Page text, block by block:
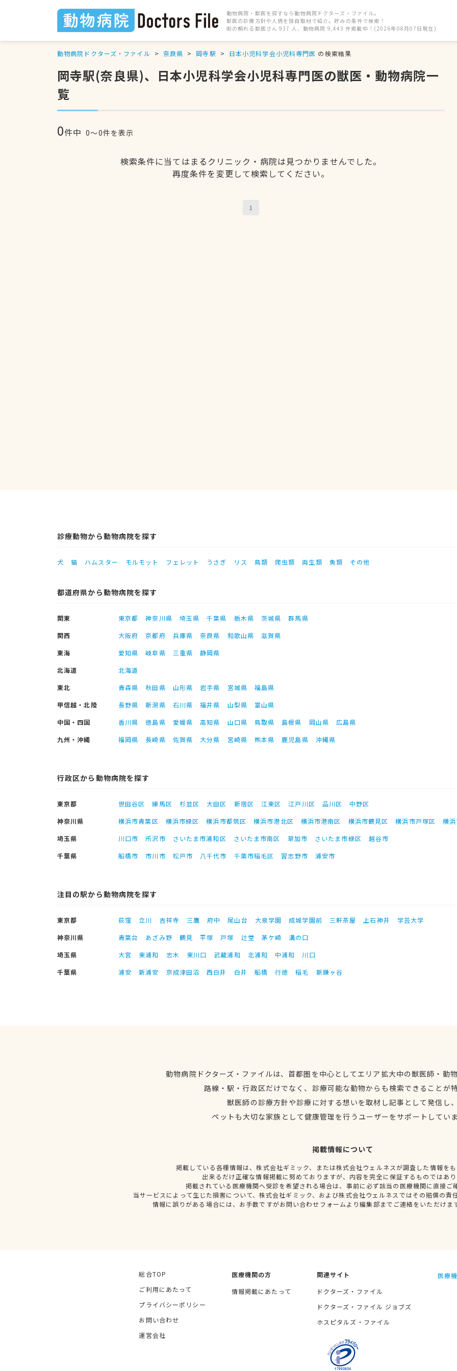
動物病院・獣医を探すなら動物病院ドクターズ・ファイル。
獣医の診療方針や人柄を独自取材で紹介。好みの条件で検索！
街の頼れる獣医さん 937 人、動物病院 9,443 件掲載中！(2026年08月07日現在)
動物病院ドクターズ・ファイル 奈良県 岡寺駅 日本小児科学会小児科専門医 の検索結果
岡寺駅(奈良県)、日本小児科学会小児科専門医の獣医・動物病院一
覧
0件中 0〜0件を表示
検索条件に当てはまるクリニック・病院は見つかりませんでした。
再度条件を変更して検索してください。
1
診療動物から動物病院を探す
犬 猫 ハムスター モルモット フェレット うさぎ リス 鳥類 爬虫類 両生類 魚類 その他
都道府県から動物病院を探す
関東 東京都 神奈川県 埼玉県 千葉県 栃木県 茨城県
群馬県
関西
大阪府 京都府 兵庫県 奈良県 和歌山県
滋賀県
東海
愛知県 岐阜県 三重県
静岡県
北海道
北海道
東北
青森県 秋田県 山形県 岩手県 宮城県
福島県
甲信越・北陸
長野県 新潟県 石川県 福井県 山梨県
富山県
中国・四国
香川県 徳島県 愛媛県 高知県 山口県 鳥取県 島根県 岡山県
広島県
九州・沖縄
福岡県 長崎県 佐賀県 大分県 宮崎県 熊本県 鹿児島県 沖縄県
行政区から動物病院を探す
東京都 世田谷区 練馬区 杉並区 大田区 新宿区 江東区 江戸川区 品川区
中野区
神奈川県
横浜市青葉区 横浜市緑区 横浜市都筑区 横浜市港北区 横浜市港南区 横浜市鶴見区 横浜市戸塚区
横
埼玉県
川口市 所沢市 さいたま市浦和区 さいたま市南区 草加市 さいたま市緑区
越谷市
千葉県
船橋市 市川市 松戸市 八千代市 千葉市稲毛区 習志野市 浦安市
注目の駅から動物病院を探す
東京都 荻窪 立川 吉祥寺 三鷹 府中 尾山台 大泉学園 成城学園前 三軒茶屋 上石神井
学芸大学
神奈川県
青葉台 あざみ野 鶴見 平塚 戸塚 辻堂 茅ケ崎
溝の口
埼玉県
大宮 東浦和 志木 東川口 武蔵浦和 北浦和 中浦和
川口
千葉県
浦安 新浦安 京成津田沼 西白井 白井 船橋 行徳 稲毛 新鎌ヶ谷
動物病院ドクターズ・ファイルは、首都圏を中心としてエリア拡大中の獣医師・動
路線・駅・行政区だけでなく、診療可能な動物からも検索できることが
獣医師の診療方針や診療に対する想いを取材し記事として発信し
ペットも大切な家族として健康管理を行うユーザーをサポートしてい
掲載情報について
掲載している各種情報は、株式会社ギミック、または株式会社ウェルネスが調査した情報を
出来るだけ正確な情報掲載に努めておりますが、内容を完全に保証するものではあ
掲載されている医療機関へ受診を希望される場合は、事前に必ず該当の医療機関に直接ご
当サービスによって生じた損害について、株式会社ギミック、および株式会社ウェルネスではその賠償の責
情報に誤りがある場合には、お手数ですがお問い合わせフォームより編集部までご連絡をいただけま
総合TOP
ご利用にあたって
プライバシーポリシー
お問い合わせ
運営会社
医療機関の方
情報掲載にあたって
関連サイト
ドクターズ・ファイル
ドクターズ・ファイル ジョブズ
ホスピタルズ・ファイル
医療